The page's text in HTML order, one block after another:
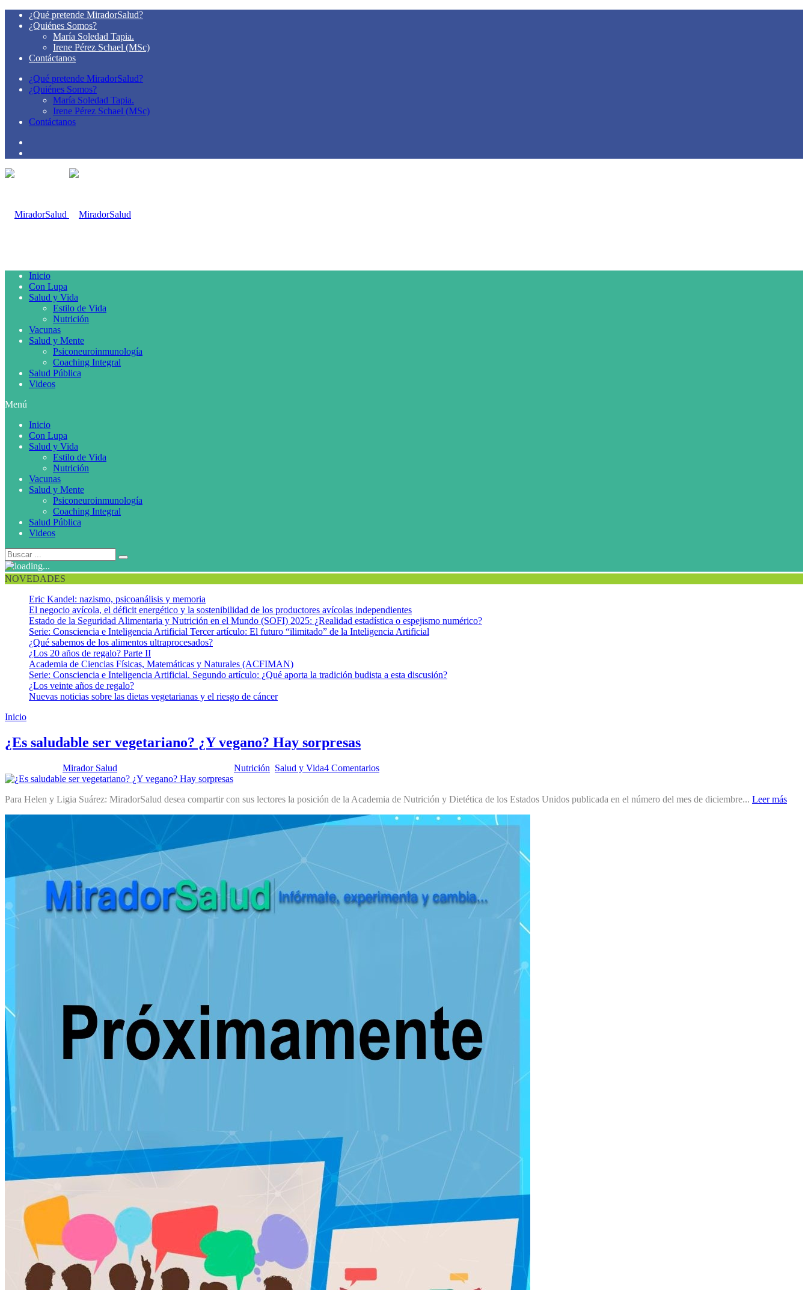
¿Qué pretende MiradorSalud?
¿Quiénes Somos?
María Soledad Tapia.
Irene Pérez Schael (MSc)
Contáctanos
¿Qué pretende MiradorSalud?
¿Quiénes Somos?
María Soledad Tapia.
Irene Pérez Schael (MSc)
Contáctanos
Inicio
Con Lupa
Salud y Vida
Estilo de Vida
Nutrición
Vacunas
Salud y Mente
Psiconeuroinmunología
Coaching Integral
Salud Pública
Videos
Menú
Inicio
Con Lupa
Salud y Vida
Estilo de Vida
Nutrición
Vacunas
Salud y Mente
Psiconeuroinmunología
Coaching Integral
Salud Pública
Videos
NOVEDADES
Eric Kandel: nazismo, psicoanálisis y memoria
El negocio avícola, el déficit energético y la sostenibilidad de los productores avícolas independientes
Estado de la Seguridad Alimentaria y Nutrición en el Mundo (SOFI) 2025: ¿Realidad estadística o espejismo numérico?
Serie: Consciencia e Inteligencia Artificial Tercer artículo: El futuro “ilimitado” de la Inteligencia Artificial
¿Qué sabemos de los alimentos ultraprocesados?
¿Los 20 años de regalo? Parte II
Academia de Ciencias Físicas, Matemáticas y Naturales (ACFIMAN)
Serie: Consciencia e Inteligencia Artificial. Segundo artículo: ¿Qué aporta la tradición budista a esta discusión?
¿Los veinte años de regalo?
Nuevas noticias sobre las dietas vegetarianas y el riesgo de cáncer
Inicio
¿Es saludable ser vegetariano? ¿Y vegano? Hay sorpresas
Mirador Salud Nutrición Salud y Vida4 Comentarios
Para Helen y Ligia Suárez: MiradorSalud desea compartir con sus lectores la posición de la Academia de Nutrición y Dietética de los Estados Unidos publicada en el número del mes de diciembre... Leer más